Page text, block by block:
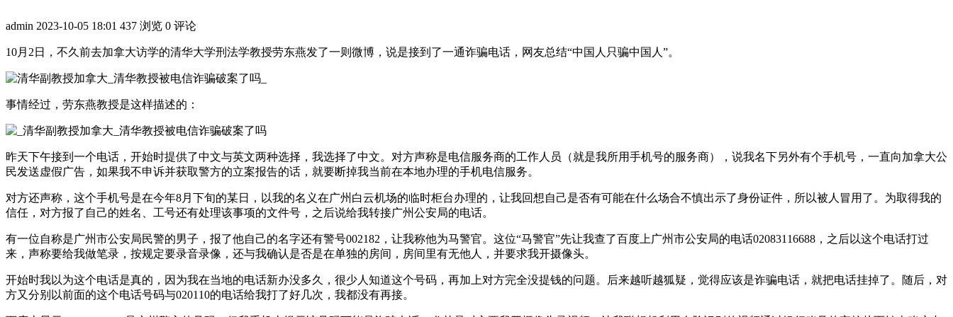
admin 2023-10-05 18:01 437 浏览 0 评论
10月2日，不久前去加拿大访学的清华大学刑法学教授劳东燕发了一则微博，说是接到了一通诈骗电话，网友总结“中国人只骗中国人”。
事情经过，劳东燕教授是这样描述的：
昨天下午接到一个电话，开始时提供了中文与英文两种选择，我选择了中文。对方声称是电信服务商的工作人员（就是我所用手机号的服务商），说我名下另外有个手机号，一直向加拿大公
民发送虚假广告，如果我不申诉并获取警方的立案报告的话，就要断掉我当前在本地办理的手机电信服务。
对方还声称，这个手机号是在今年8月下旬的某日，以我的名义在广州白云机场的临时柜台办理的，让我回想自己是否有可能在什么场合不慎出示了身份证件，所以被人冒用了。为取得我的
信任，对方报了自己的姓名、工号还有处理该事项的文件号，之后说给我转接广州公安局的电话。
有一位自称是广州市公安局民警的男子，报了他自己的名字还有警号002182，让我称他为马警官。这位“马警官”先让我查了百度上广州市公安局的电话02083116688，之后以这个电话打过
来，声称要给我做笔录，按规定要录音录像，还与我确认是否是在单独的房间，房间里有无他人，并要求我开摄像头。
开始时我以为这个电话是真的，因为我在当地的电话新办没多久，很少人知道这个号码，再加上对方完全没提钱的问题。后来越听越狐疑，觉得应该是诈骗电话，就把电话挂掉了。随后，对
方又分别以前面的这个电话号码与020110的电话给我打了好几次，我都没有再接。